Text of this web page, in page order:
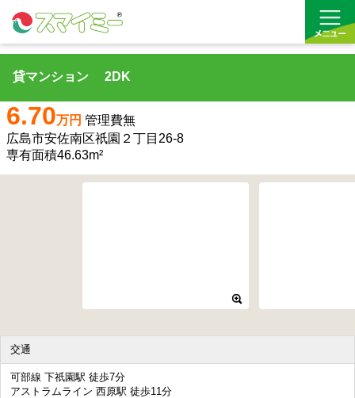
買う
貸マンション 2DK
6.70万円 管理費無
広島市安佐南区祇園２丁目26-8
専有面積46.63m²
交通
可部線 下祇園駅 徒歩7分
アストラムライン 西原駅 徒歩11分